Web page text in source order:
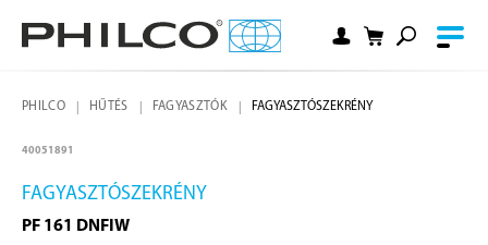
PHILCO HŰTÉS FAGYASZTÓK FAGYASZTÓSZEKRÉNY
40051891
FAGYASZTÓSZEKRÉNY
PF 161 DNFIW